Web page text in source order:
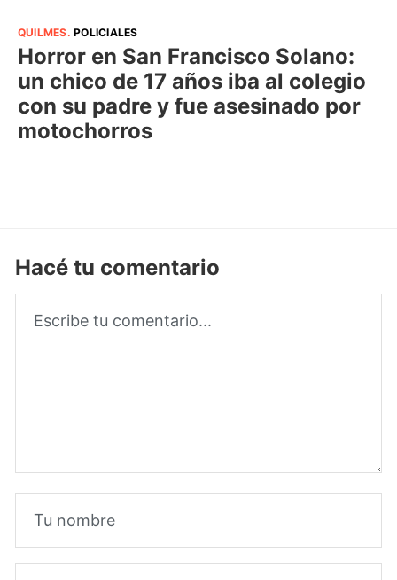
QUILMES.POLICIALES
Horror en San Francisco Solano:
un chico de 17 años iba al colegio
con su padre y fue asesinado por
motochorros
Hacé tu comentario